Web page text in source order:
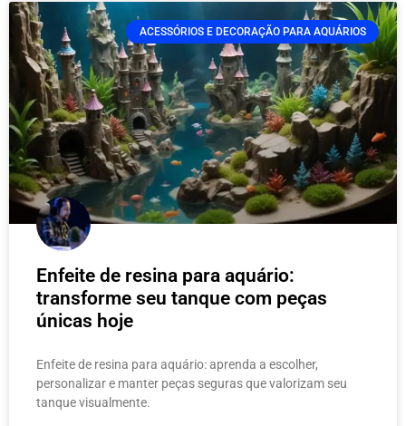
ACESSÓRIOS E DECORAÇÃO PARA AQUÁRIOS
Enfeite de resina para aquário:
transforme seu tanque com peças
únicas hoje
Enfeite de resina para aquário: aprenda a escolher,
personalizar e manter peças seguras que valorizam seu
tanque visualmente.